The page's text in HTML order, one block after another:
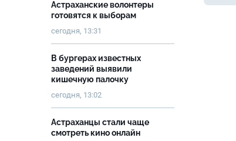
Астраханские волонтеры
готовятся к выборам
сегодня, 13:31
В бургерах известных
заведений выявили
кишечную палочку
сегодня, 13:02
Астраханцы стали чаще
смотреть кино онлайн